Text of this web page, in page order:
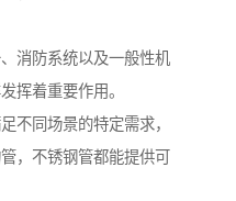
消防系统以及一般性机
挥着重要作用。
不同场景的特定需求，
，不锈钢管都能提供可